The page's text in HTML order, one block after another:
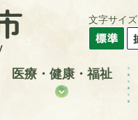
文字サイズ
医療・健康・福祉